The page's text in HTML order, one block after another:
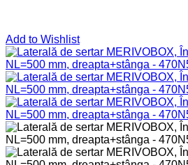
Add to Wishlist